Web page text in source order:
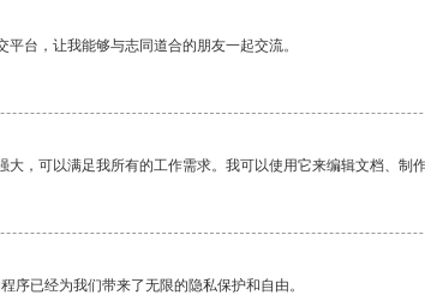
平台，让我能够与志同道合的朋友一起交流。
大，可以满足我所有的工作需求。我可以使用它来编辑文档、制
序已经为我们带来了无限的隐私保护和自由。